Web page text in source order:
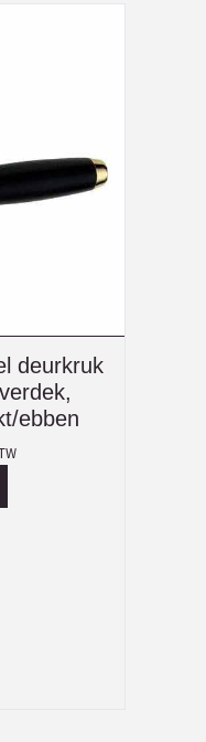
deurkruk
ebben